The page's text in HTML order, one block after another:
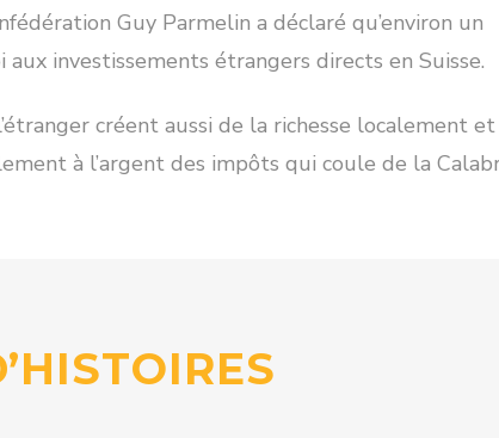
Guy Parmelin a déclaré qu’environ un
investissements étrangers directs en Suisse.
créent aussi de la richesse localement
à l’argent des impôts qui coule de la